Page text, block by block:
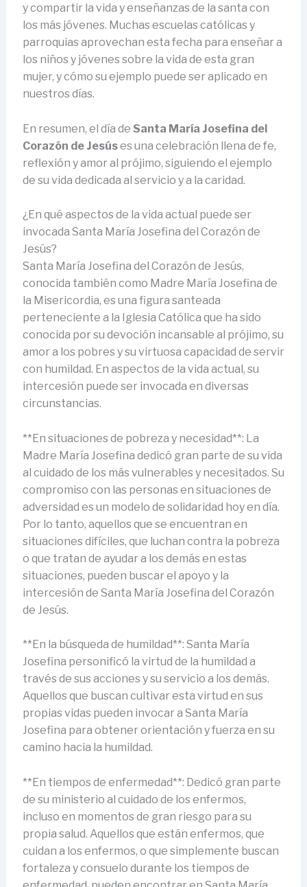
y compartir la vida y enseñanzas de la santa con
los más jóvenes. Muchas escuelas católicas y
parroquias aprovechan esta fecha para enseñar a
los niños y jóvenes sobre la vida de esta gran
mujer, y cómo su ejemplo puede ser aplicado en
nuestros días.
En resumen, el día de Santa María Josefina del
Corazón de Jesúses una celebración llena de fe,
reflexión y amor al prójimo, siguiendo el ejemplo
de su vida dedicada al servicio y a la caridad.
¿En qué aspectos de la vida actual puede ser
invocada Santa María Josefina del Corazón de
Jesús?
Santa María Josefina del Corazón de Jesús,
conocida también como Madre María Josefina de
la Misericordia, es una figura santeada
perteneciente a la Iglesia Católica que ha sido
conocida por su devoción incansable al prójimo, su
amor a los pobres y su virtuosa capacidad de servir
con humildad. En aspectos de la vida actual, su
intercesión puede ser invocada en diversas
circunstancias.
**En situaciones de pobreza y necesidad**: La
Madre María Josefina dedicó gran parte de su vida
al cuidado de los más vulnerables y necesitados. Su
compromiso con las personas en situaciones de
adversidad es un modelo de solidaridad hoy en día.
Por lo tanto, aquellos que se encuentran en
situaciones difíciles, que luchan contra la pobreza
o que tratan de ayudar a los demás en estas
situaciones, pueden buscar el apoyo y la
intercesión de Santa María Josefina del Corazón
de Jesús.
**En la búsqueda de humildad**: Santa María
Josefina personificó la virtud de la humildad a
través de sus acciones y su servicio a los demás.
Aquellos que buscan cultivar esta virtud en sus
propias vidas pueden invocar a Santa María
Josefina para obtener orientación y fuerza en su
camino hacia la humildad.
**En tiempos de enfermedad**: Dedicó gran parte
de su ministerio al cuidado de los enfermos,
incluso en momentos de gran riesgo para su
propia salud. Aquellos que están enfermos, que
cuidan a los enfermos, o que simplemente buscan
fortaleza y consuelo durante los tiempos de